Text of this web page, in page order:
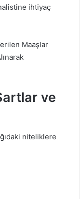
ihtiyaç
Maaşlar
ve
niteliklere